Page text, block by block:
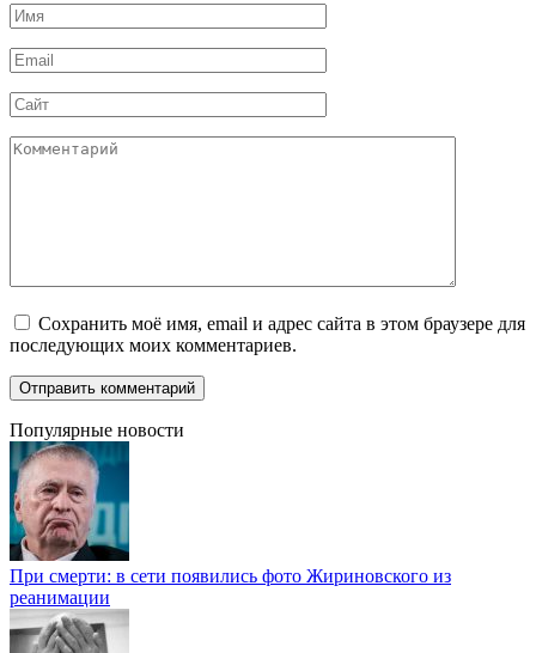
Имя
*
Email
*
Сайт
Комментарий
Сохранить моё имя, email и адрес сайта в этом браузере для
последующих моих комментариев.
Популярные новости
При смерти: в сети появились фото Жириновского из
реанимации